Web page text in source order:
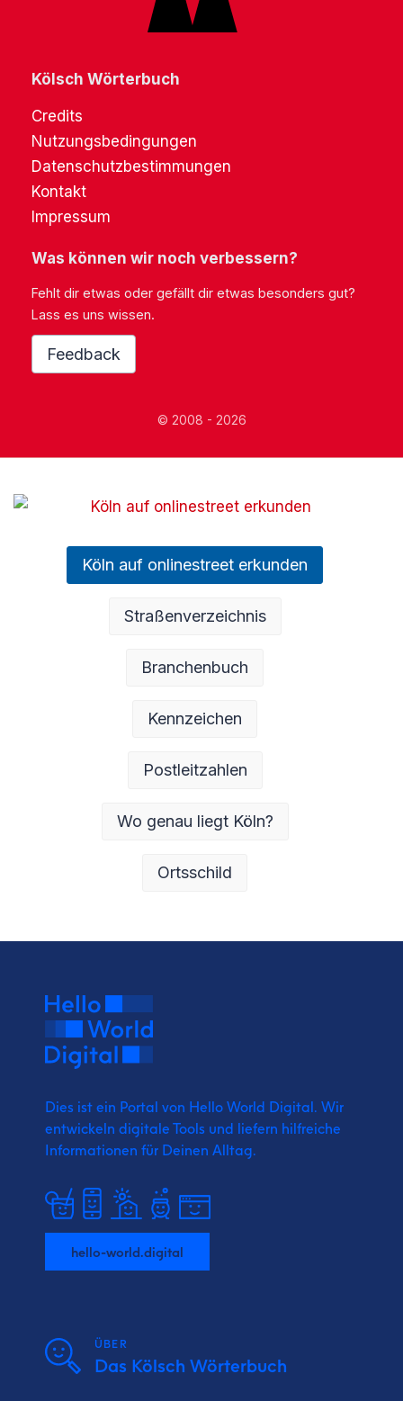
Kölsch Wörterbuch
Credits
Nutzungsbedingungen
Datenschutzbestimmungen
Kontakt
Impressum
Was können wir noch verbessern?
Fehlt dir etwas oder gefällt dir etwas besonders gut?
Lass es uns wissen.
Feedback
© 2008 - 2026
Köln auf onlinestreet erkunden
Straßenverzeichnis
Branchenbuch
Kennzeichen
Postleitzahlen
Wo genau liegt Köln?
Ortsschild
Dies ist ein Portal von Hello World Digital. Wir
entwickeln digitale Tools und liefern hilfreiche
Informationen für Deinen Alltag.
hello-world.digital
ÜBER
Das Kölsch Wörterbuch